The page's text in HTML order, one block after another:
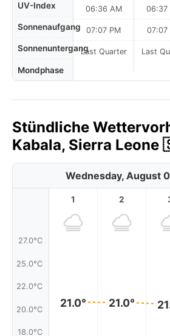
UV-Index
Sonnenaufgang
Sonnenuntergang
Mondphase
06:36 AM
07:07 PM
Last Quarter
06:37
07:07
Last
Stündliche
Kabala, Sierra
Wednesday, August
27.0°C
25.0°C
22.0°C
20.0°C
18.0°C
1
21.0°
2
21.0°